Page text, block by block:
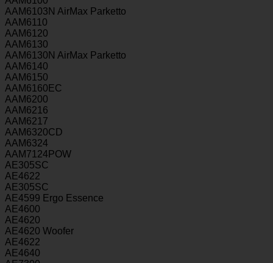
AAM6103N AirMax Parketto
AAM6110
AAM6120
AAM6130
AAM6130N AirMax Parketto
AAM6140
AAM6150
AAM6160EC
AAM6200
AAM6216
AAM6217
AAM6320CD
AAM6324
AAM7124POW
AE305SC
AE4622
AE305SC
AE4599 Ergo Essence
AE4600
AE4620
AE4620 Woofer
AE4622
AE4640